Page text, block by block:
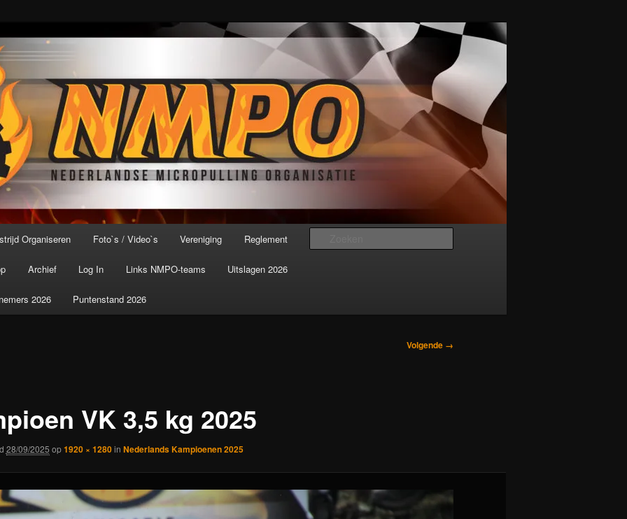
Organisatie
ter wereld!
Organiseren Foto`s / Video`s Vereniging Reglement
Archief Log In Links NMPO-teams Uitslagen 2026
2026 Puntenstand 2026
Volgende →
VK 3,5 kg 2025
28/09/2025 op1920 × 1280in Nederlands Kampioenen 2025